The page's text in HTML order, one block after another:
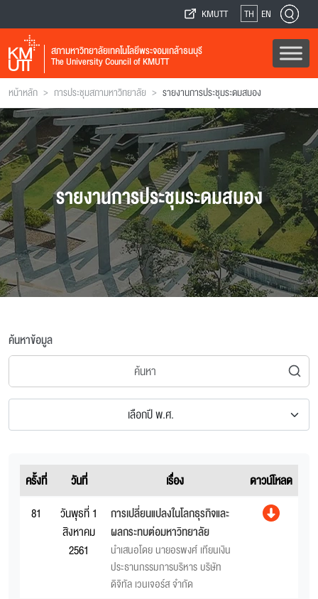
KMUTT TH EN
สภามหาวิทยาลัยเทคโนโลยีพระจอมเกล้าธนบุรี
The University Council of KMUTT
หน้าหลัก > การประชุมสภามหาวิทยาลัย > รายงานการประชุมระดมสมอง
รายงานการประชุมระดมสมอง
ค้นหาข้อมูล
เลือกปี พ.ศ.
ครั้งที่ วันที่ เรื่อง
ดาวน์โหลด
81
วันพุธที่ 1
สิงหาคม
2561
การเปลี่ยนแปลงในโลกธุรกิจและ
ผลกระทบต่อมหาวิทยาลัย
นำเสนอโดย นายอรพงศ์ เทียนเงิน
ประธานกรรมการบริหาร บริษัท
ดิจิทัล เวนเจอร์ส จำกัด